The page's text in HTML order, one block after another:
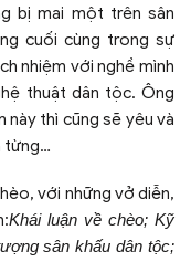
bị mai một trên sân
cuối cùng trong sự
nhiệm với nghề mình
thuật dân tộc. Ông
này thì cũng sẽ yêu và
từng…
với những vở diễn,
Khái luận về chèo; Kỹ
sân khấu dân tộc;